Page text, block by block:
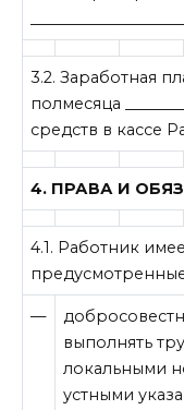
3.2. Заработная
полмесяца
средств в кассе
4. ПРАВА И
4.1. Работник
—
выполнять
локальными
устными